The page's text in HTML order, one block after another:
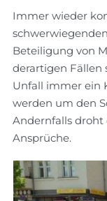
Immer wieder
Beteiligung von
derartigen Fällen
Unfall immer ein
werden um den
Andernfalls droht
Ansprüche.